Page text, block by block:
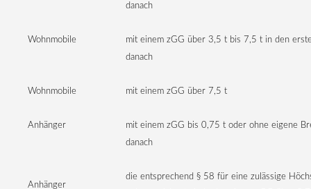
danach
Wohnmobile
mit einem zGG über 3,5 t bis 7,5 t in den
danach
Wohnmobile mit einem zGG über 7,5 t
Anhänger
mit einem zGG bis 0,75 t oder ohne eigene
danach
Anhänger
die entsprechend § 58 für eine zulässige